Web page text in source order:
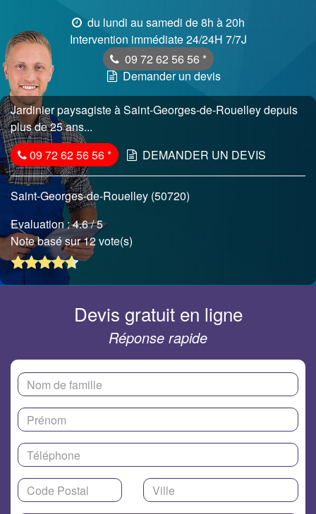
du lundi au samedi de 8h à 20h
Intervention immédiate 24/24H 7/7J
09 72 62 56 56 *
Demander un devis
Jardinier paysagiste à Saint-Georges-de-Rouelley depuis
plus de 25 ans...
09 72 62 56 56* DEMANDER UN DEVIS
Saint-Georges-de-Rouelley (50720)
Evaluation :4.6/ 5
Note basé sur 12 vote(s)
Devis gratuit en ligne
Réponse rapide